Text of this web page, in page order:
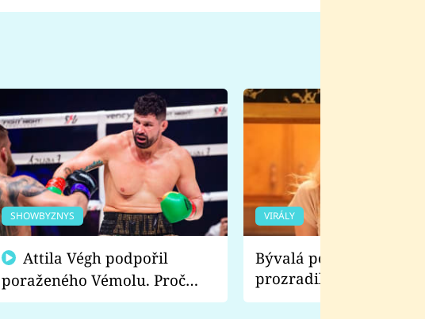
SHOWBYZNYS
poraženého Vémolu. Proč
chce raději zápasit s ním než
VIRÁLY
Bývalá pornoherečka
prozradila, co ji
natáčení Euforie.